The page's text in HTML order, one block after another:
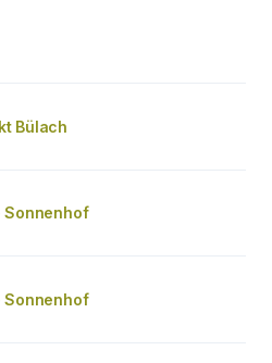
Bülach
Sonnenhof
Sonnenhof